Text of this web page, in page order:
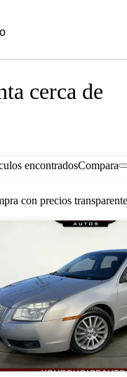
cerca de
encontradosCompara
con precios